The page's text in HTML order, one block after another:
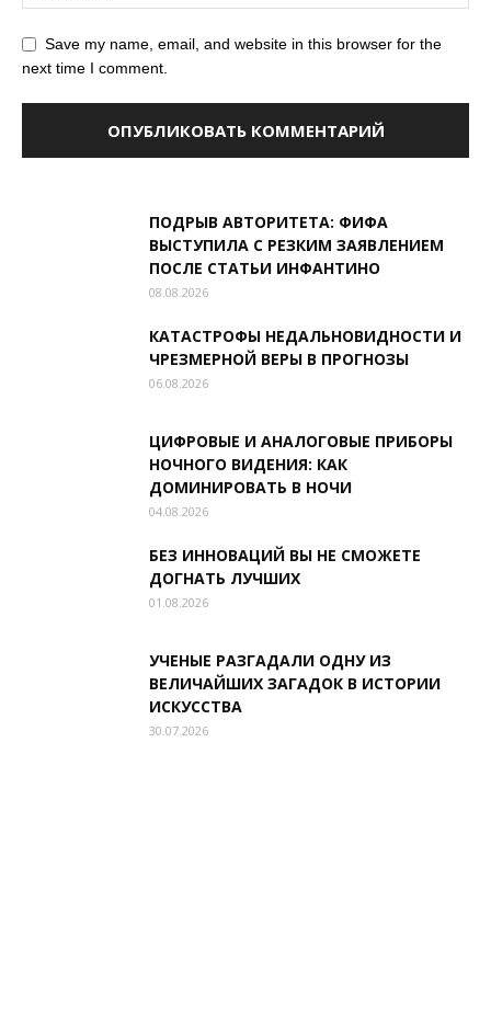
Save my name, email, and website in this browser for the
next time I comment.
ПОДРЫВ АВТОРИТЕТА: ФИФА
ВЫСТУПИЛА С РЕЗКИМ ЗАЯВЛЕНИЕМ
ПОСЛЕ СТАТЬИ ИНФАНТИНО
08.08.2026
КАТАСТРОФЫ НЕДАЛЬНОВИДНОСТИ И
ЧРЕЗМЕРНОЙ ВЕРЫ В ПРОГНОЗЫ
06.08.2026
ЦИФРОВЫЕ И АНАЛОГОВЫЕ ПРИБОРЫ
НОЧНОГО ВИДЕНИЯ: КАК
ДОМИНИРОВАТЬ В НОЧИ
04.08.2026
БЕЗ ИННОВАЦИЙ ВЫ НЕ СМОЖЕТЕ
ДОГНАТЬ ЛУЧШИХ
01.08.2026
УЧЕНЫЕ РАЗГАДАЛИ ОДНУ ИЗ
ВЕЛИЧАЙШИХ ЗАГАДОК В ИСТОРИИ
ИСКУССТВА
30.07.2026